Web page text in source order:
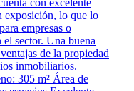
exposición, lo que lo
empresas o
sector. Una buena
de la propiedad
inmobiliarios.
305 m² Área de